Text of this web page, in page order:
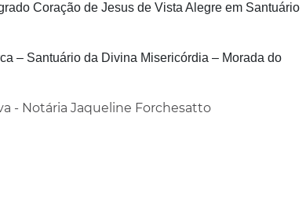
Coração de Jesus de Vista Alegre em Santuário
– Santuário da Divina Misericórdia – Morada do
- Notária Jaqueline Forchesatto